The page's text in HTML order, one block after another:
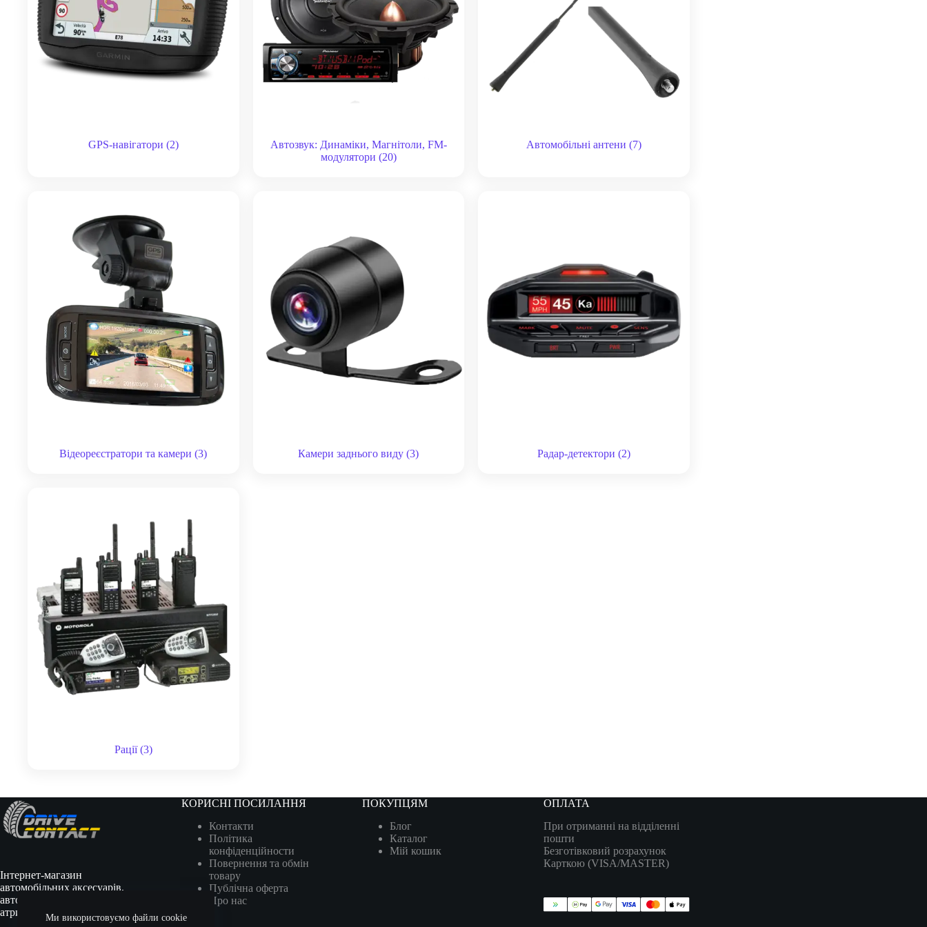
Ми використовуємо файли cookie
GPS-навігатори (2)
Автозвук: Динаміки, Магнітоли, FM-
модулятори (20)
Автомобільні антени(7)
Відеореєстратори та камери(3) Камери заднього виду(3) Радар-детектори(2)
Рації(3)
Інтернет-магазин
автомобільних аксесуарів,
автотоварів, гоночної
атрибутики та сувенірів.
КОРИСНІ ПОСИЛАННЯ
Контакти
Політика
конфіденційности
Повернення та обмін
товару
Публічна оферта
Про нас
ПОКУПЦЯМ
Блог
Каталог
Мій кошик
ОПЛАТА
При отриманні на відділенні
пошти
Безготівковий розрахунок
Карткою (VISA/MASTER)